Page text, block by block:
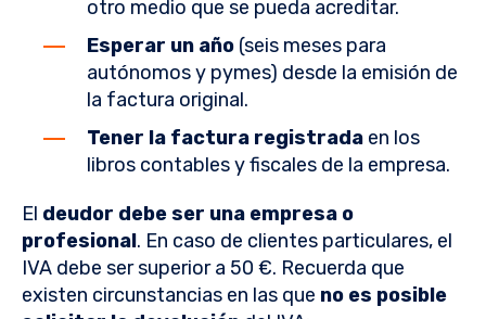
otro medio que se pueda acreditar.
Esperar un año (seis meses para
autónomos y pymes) desde la emisión de
la factura original.
Tener la factura registrada en los
libros contables y fiscales de la empresa.
El deudor debe ser una empresa o
profesional. En caso de clientes particulares, el
IVA debe ser superior a 50 €. Recuerda que
existen circunstancias en las que no es posible